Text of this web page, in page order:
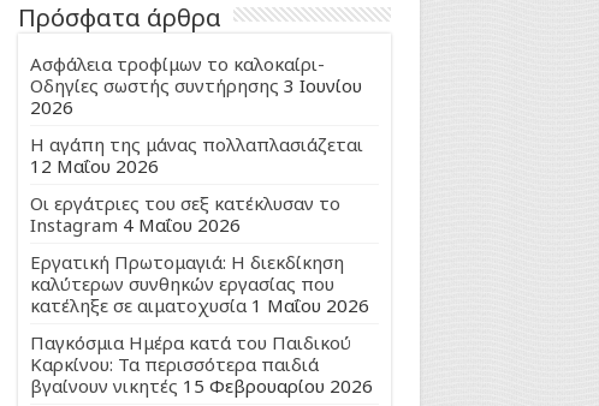
Πρόσφατα άρθρα
Ασφάλεια τροφίμων το καλοκαίρι-
Οδηγίες σωστής συντήρησης 3 Ιουνίου
2026
Η αγάπη της μάνας πολλαπλασιάζεται
12 Μαΐου 2026
Οι εργάτριες του σεξ κατέκλυσαν το
Instagram 4 Μαΐου 2026
Εργατική Πρωτομαγιά: Η διεκδίκηση
καλύτερων συνθηκών εργασίας που
κατέληξε σε αιματοχυσία 1 Μαΐου 2026
Παγκόσμια Ημέρα κατά του Παιδικού
Καρκίνου: Τα περισσότερα παιδιά
βγαίνουν νικητές 15 Φεβρουαρίου 2026